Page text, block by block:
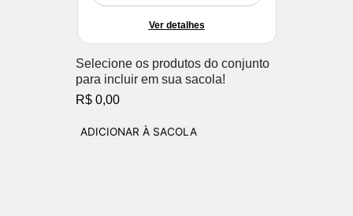
Ver detalhes
Selecione os produtos do conjunto
para incluir em sua sacola!
R$ 0,00
ADICIONAR À SACOLA